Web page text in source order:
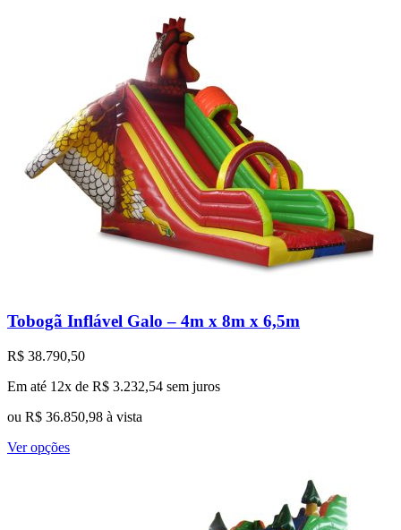
Tobogã Inflável Galo – 4m x 8m x 6,5m
R$ 38.790,50
Em até 12x de R$ 3.232,54 sem juros
ou R$ 36.850,98 à vista
Ver opçõesEste